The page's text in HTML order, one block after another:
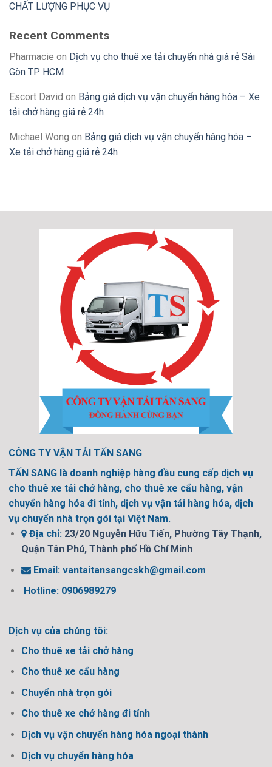
CHẤT LƯỢNG PHỤC VỤ
Recent Comments
Pharmacie on Dịch vụ cho thuê xe tải chuyển nhà giá rẻ Sài
Gòn TP HCM
Escort David on Bảng giá dịch vụ vận chuyển hàng hóa – Xe
tải chở hàng giá rẻ 24h
Michael Wong on Bảng giá dịch vụ vận chuyển hàng hóa –
Xe tải chở hàng giá rẻ 24h
CÔNG TY VẬN TẢI TẤN SANG
TẤN SANG là doanh nghiệp hàng đầu cung cấp dịch vụ
cho thuê xe tải chở hàng, cho thuê xe cẩu hàng, vận
chuyển hàng hóa đi tỉnh, dịch vụ vận tải hàng hóa, dịch
vụ chuyển nhà trọn gói tại Việt Nam.
Địa chỉ: 23/20 Nguyễn Hữu Tiến, Phường Tây Thạnh,
Quận Tân Phú, Thành phố Hồ Chí Minh
Email:vantaitansangcskh@gmail.com
Hotline: 0906989279
Dịch vụ của chúng tôi:
Cho thuê xe tải chở hàng
Cho thuê xe cẩu hàng
Chuyển nhà trọn gói
Cho thuê xe chở hàng đi tỉnh
Dịch vụ vận chuyển hàng hóa ngoại thành
Dịch vụ chuyển hàng hóa